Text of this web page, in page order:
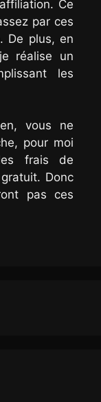
Ce
par ces
De plus, en
réalise un
les
vous ne
pour moi
frais de
Donc
pas ces